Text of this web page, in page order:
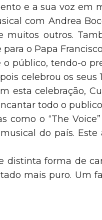
e a sua voz em
com Andrea
muitos outros.
o Papa
público, tendo-o
celebrou os seus
esta celebração,
todo o
o “The Voice”
do país. Este
distinta forma de
mais puro. Um